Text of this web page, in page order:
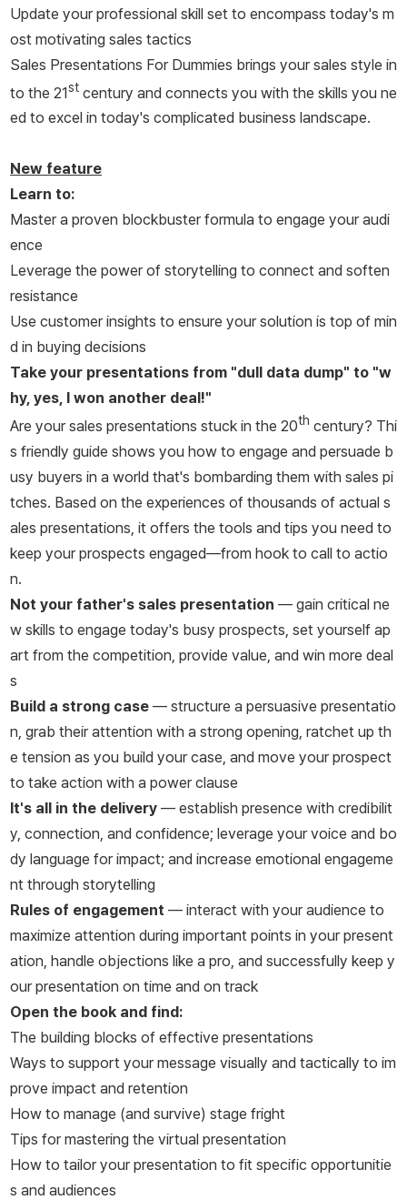
Update your professional skill set to encompass today's m
ost motivating sales tactics
Sales Presentations For Dummies brings your sales style in
to the 21st century and connects you with the skills you ne
ed to excel in today's complicated business landscape.
New feature
Learn to:
Master a proven blockbuster formula to engage your audi
ence
Leverage the power of storytelling to connect and soften
resistance
Use customer insights to ensure your solution is top of min
d in buying decisions
Take your presentations from "dull data dump" to "w
hy, yes, I won another deal!"
Are your sales presentations stuck in the 20th century? Thi
s friendly guide shows you how to engage and persuade b
usy buyers in a world that's bombarding them with sales pi
tches. Based on the experiences of thousands of actual s
ales presentations, it offers the tools and tips you need to
keep your prospects engaged—from hook to call to actio
n.
Not your father's sales presentation — gain critical ne
w skills to engage today's busy prospects, set yourself ap
art from the competition, provide value, and win more deal
s
Build a strong case — structure a persuasive presentatio
n, grab their attention with a strong opening, ratchet up th
e tension as you build your case, and move your prospect
to take action with a power clause
It's all in the delivery — establish presence with credibilit
y, connection, and confidence; leverage your voice and bo
dy language for impact; and increase emotional engageme
nt through storytelling
Rules of engagement — interact with your audience to
maximize attention during important points in your present
ation, handle objections like a pro, and successfully keep y
our presentation on time and on track
Open the book and find:
The building blocks of effective presentations
Ways to support your message visually and tactically to im
prove impact and retention
How to manage (and survive) stage fright
Tips for mastering the virtual presentation
How to tailor your presentation to fit specific opportunitie
s and audiences